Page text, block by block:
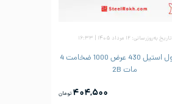
تاریخ به‌روزرسانی: ۱۲ مرداد ۱۴۰۵ | ۱۶:۳۳
ورق رول استیل 430 عرض 1000 ضخامت 4
مات 2B
۴۰۴,۵۰۰ تومان